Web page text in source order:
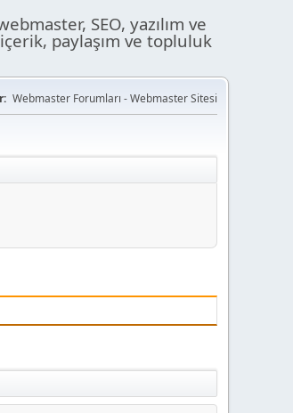
SEO, yazılım ve
paylaşım ve topluluk
Webmaster Forumları - Webmaster Sitesi